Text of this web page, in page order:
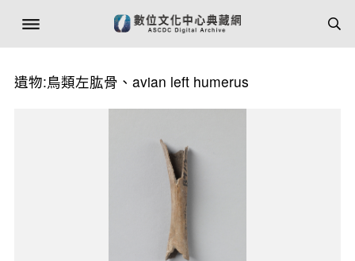
遺物:鳥類左肱骨、avian left humerus